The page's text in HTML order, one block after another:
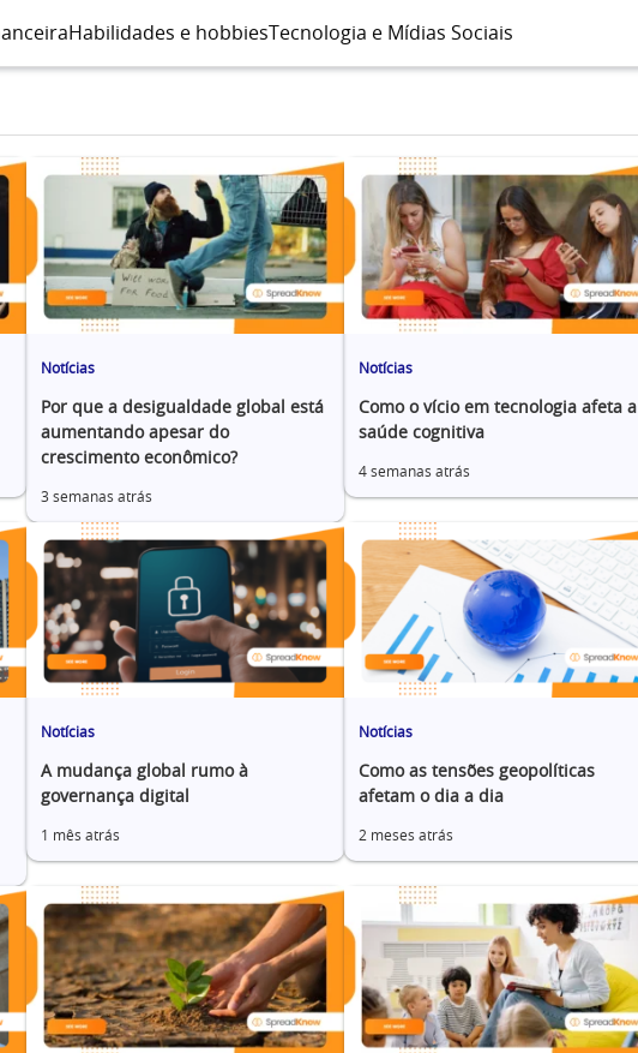
Habilidades e hobbiesTecnologia e Mídias Sociais
Notícias
Por que a desigualdade global está
aumentando apesar do
crescimento econômico?
3 semanas atrás
Notícias
Como o vício em tecnologia afeta a
saúde cognitiva
4 semanas atrás
Notícias
A mudança global rumo à
governança digital
1 mês atrás
Notícias
Como as tensões geopolíticas
afetam o dia a dia
2 meses atrás